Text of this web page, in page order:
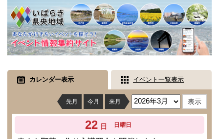
カレンダー表示 イベント一覧表示
先月 今月 来月
22 日 日曜日